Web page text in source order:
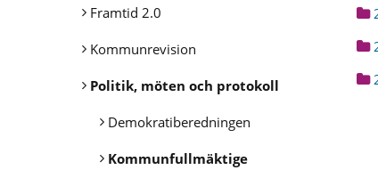
Framtid 2.0
Kommunrevision
Politik, möten och protokoll
Demokratiberedningen
Kommunfullmäktige